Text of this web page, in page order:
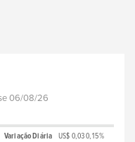
06/08/26
Variação Diária US$ 0,030,15%